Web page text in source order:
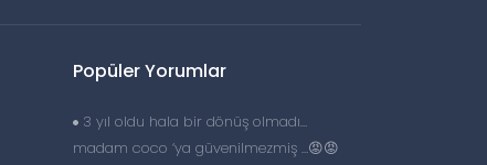
Popüler Yorumlar
3 yıl oldu hala bir dönüş olmadı…
madam coco ‘ya güvenilmezmiş …😡😡